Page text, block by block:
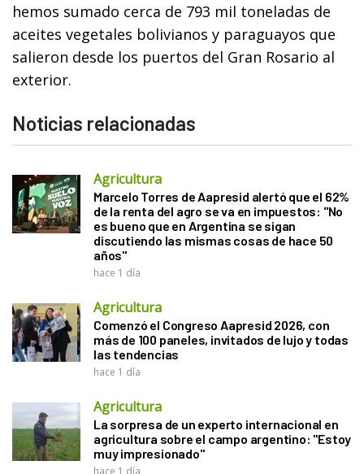
hemos sumado cerca de 793 mil toneladas de
aceites vegetales bolivianos y paraguayos que
salieron desde los puertos del Gran Rosario al
exterior.
Noticias relacionadas
Agricultura
Marcelo Torres de Aapresid alertó que el 62%
de la renta del agro se va en impuestos: "No
es bueno que en Argentina se sigan
discutiendo las mismas cosas de hace 50
años"
hace 1 día
Agricultura
Comenzó el Congreso Aapresid 2026, con
más de 100 paneles, invitados de lujo y todas
las tendencias
hace 1 día
Agricultura
La sorpresa de un experto internacional en
agricultura sobre el campo argentino: "Estoy
muy impresionado"
hace 1 día